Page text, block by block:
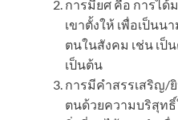
การมียศ คือ การไ
เขาตั้งให้ เพื่อเป็น
ตนในสังคม เช่น เป็
เป็นต้น
การมีคำสรรเสริญ/
ตนด้วยความบริสุท